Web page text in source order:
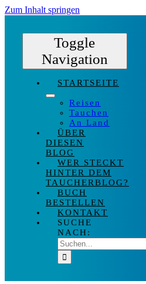
Zum Inhalt springen
Toggle
Navigation
STARTSEITE
Reisen
Tauchen
An Land
ÜBER
DIESEN
BLOG
WER STECKT
HINTER DEM
TAUCHERBLOG?
BUCH
BESTELLEN
KONTAKT
SUCHE
NACH: